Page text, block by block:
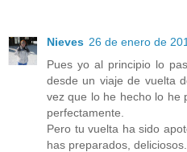
Nieves 26 de enero de
Pues yo al principio lo
desde un viaje de vuelta
vez que lo he hecho lo he
perfectamente.
Pero tu vuelta ha sido
has preparados, deliciosos.